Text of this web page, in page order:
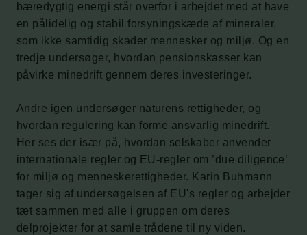
bæredygtig energi står overfor i arbejdet med at have
en pålidelig og stabil forsyningskæde af mineraler,
som ikke samtidig skader mennesker og miljø. Og en
tredje undersøger, hvordan pensionskasser kan
påvirke minedrift gennem deres investeringer.
Andre igen undersøger naturens rettigheder, og
hvordan regulering kan forme ansvarlig minedrift.
Her ses der især på, hvordan selskaber anvender
internationale regler og EU-regler om ’due diligence’
for miljø og menneskerettigheder. Karin Buhmann
tager sig af undersøgelsen af EU's regler og arbejder
tæt sammen med alle i gruppen om deres
delprojekter for at samle trådene til ny viden.